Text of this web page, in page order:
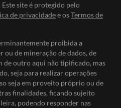
site é protegido pelo
de privacidadee osTermos de
proibida a
de mineração de dados, de
de outro aqui não tipificado, mas
seja para realizar operações
seja em proveito próprio ou de
finalidades, ficando sujeito
podendo responder nas